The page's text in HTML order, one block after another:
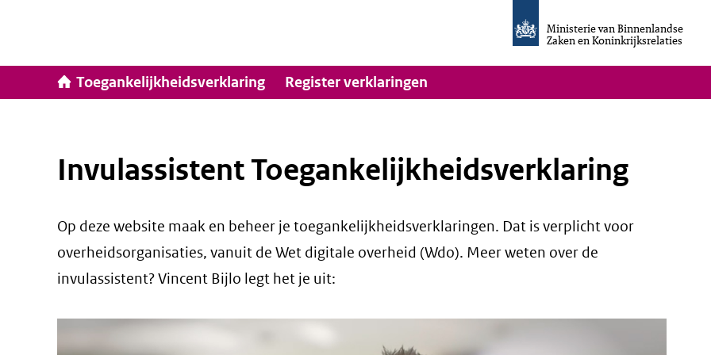
inhoud
Ministerie van Binnenlandse
Zaken en Koninkrijksrelaties
van
Invulassistent
Toegankelijkheidsverklaring
Toegankelijkheidsverklaring Hoofdnavigatie
Register verklaringen
Invulassistent Toegankelijkheidsverklaring
Op deze website maak en beheer je toegankelijkheidsverklaringen. Dat is verplicht voor
overheidsorganisaties, vanuit de Wet digitale overheid (Wdo). Meer weten over de
invulassistent? Vincent Bijlo legt het je uit: